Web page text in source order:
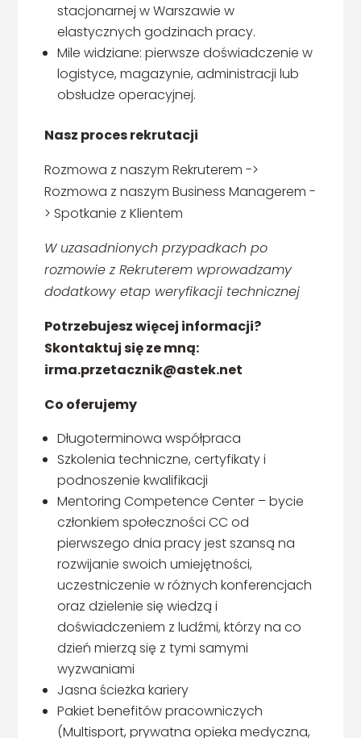
stacjonarnej w Warszawie w
elastycznych godzinach pracy.
Mile widziane: pierwsze doświadczenie w
logistyce, magazynie, administracji lub
obsłudze operacyjnej.
Nasz proces rekrutacji
Rozmowa z naszym Rekruterem ->
Rozmowa z naszym Business Managerem -
> Spotkanie z Klientem
W uzasadnionych przypadkach po
rozmowie z Rekruterem wprowadzamy
dodatkowy etap weryfikacji technicznej
Potrzebujesz więcej informacji?
Skontaktuj się ze mną:
irma.przetacznik@astek.net
Co oferujemy
Długoterminowa współpraca
Szkolenia techniczne, certyfikaty i
podnoszenie kwalifikacji
Mentoring Competence Center – bycie
członkiem społeczności CC od
pierwszego dnia pracy jest szansą na
rozwijanie swoich umiejętności,
uczestniczenie w różnych konferencjach
oraz dzielenie się wiedzą i
doświadczeniem z ludźmi, którzy na co
dzień mierzą się z tymi samymi
wyzwaniami
Jasna ścieżka kariery
Pakiet benefitów pracowniczych
(Multisport, prywatna opieka medyczna,